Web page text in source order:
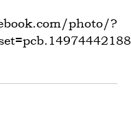
photo/?